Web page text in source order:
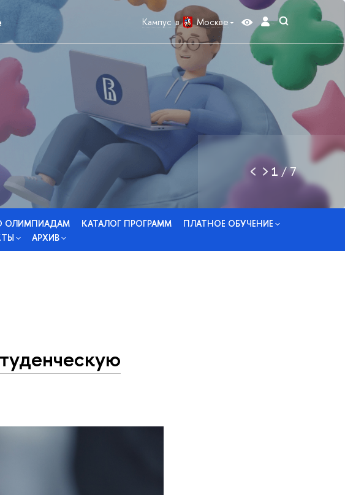
Кампус в Москве
1 /7
ОЛИМПИАДАМ КАТАЛОГ ПРОГРАММ
ПЛАТНОЕ ОБУЧЕНИЕ
АРХИВ